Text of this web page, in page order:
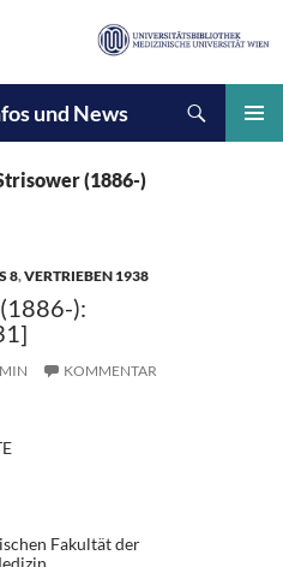
und News
(1886-)
8,VERTRIEBEN 1938
):
KOMMENTAR
Fakultät der